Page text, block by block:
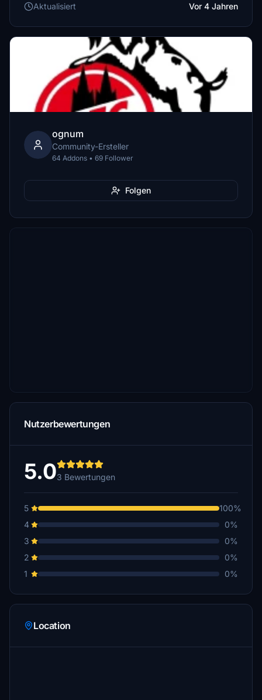
Aktualisiert
Vor 4 Jahren
ognum
Community-Ersteller
64 Addons • 69 Follower
Folgen
Nutzerbewertungen
5.03 Bewertungen
5
100%
4
0%
3
0%
2
0%
1
0%
Location